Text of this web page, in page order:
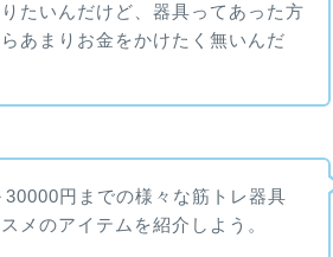
たいんだけど、器具ってあった方
あまりお金をかけたく無いんだ
円までの様々な筋トレ器具
メのアイテムを紹介しよう。